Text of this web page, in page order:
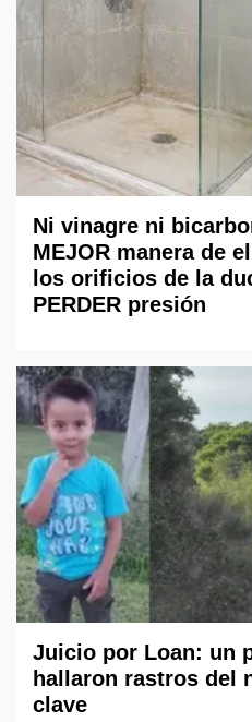
Ni vinagre ni
MEJOR manera de
los orificios de la
PERDER presión
Juicio por Loan: un
hallaron rastros del
clave